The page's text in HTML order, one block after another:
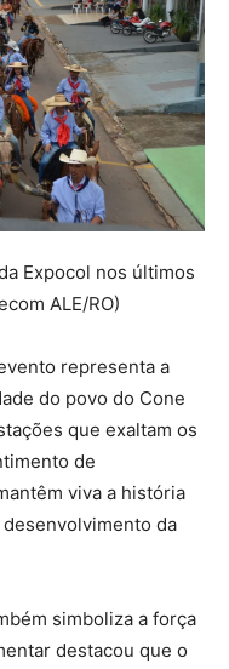
Expocol nos últimos
ALE/RO)
representa a
do povo do Cone
que exaltam os
de
viva a história
da
simboliza a força
destacou que o